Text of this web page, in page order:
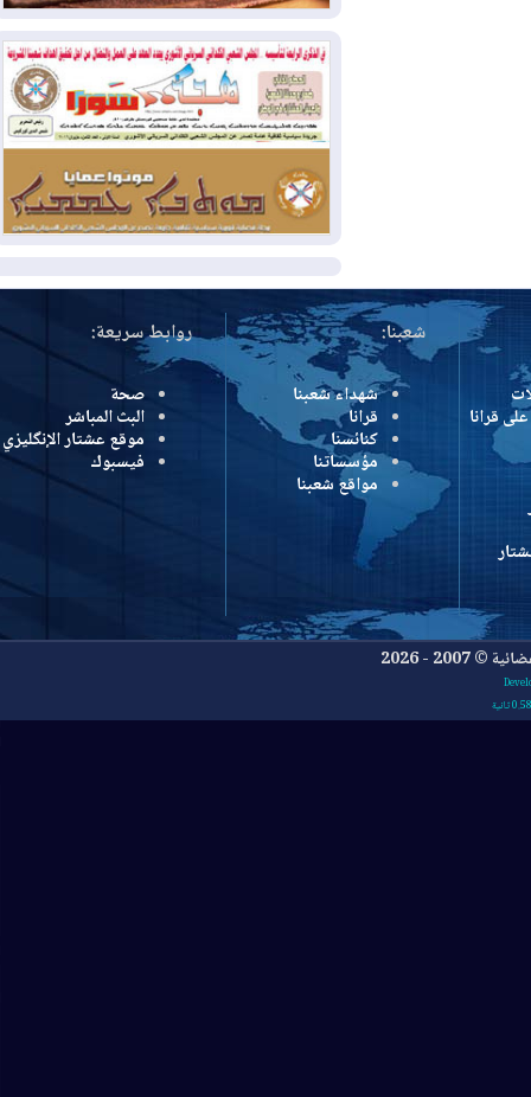
2026-08-03
أوامر بإجلاء 60 ألف شخص
بسبب الحرائق في ولاية واشنطن
2026-08-02
مشروع "حسابي" يُمهل
الموظفين حتى نهاية أغسطس لاستلام
بطاقاتهم المصرفية
2026-08-02دمشق وعمّان تحذران بغداد:
أي هجوم من أراضي العراق سيواجه برد
المزيد
شعبنا:
شهداء شعبنا
قرانا
كنائسنا
مؤسساتنا
مواقع شعبنا
روابط سريعة:
صحة
البث المباشر
موقع عشتار الإنگليزي
فيسبوك
2026